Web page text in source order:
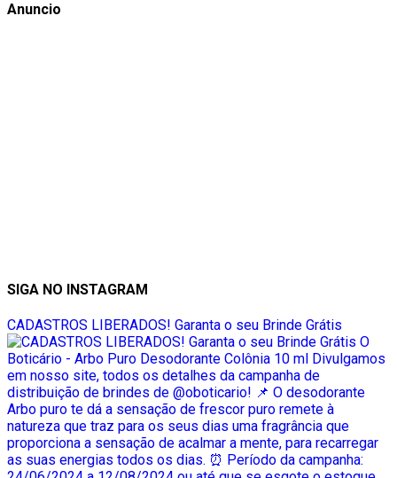
Anuncio
SIGA NO INSTAGRAM
CADASTROS LIBERADOS! Garanta o seu Brinde Grátis